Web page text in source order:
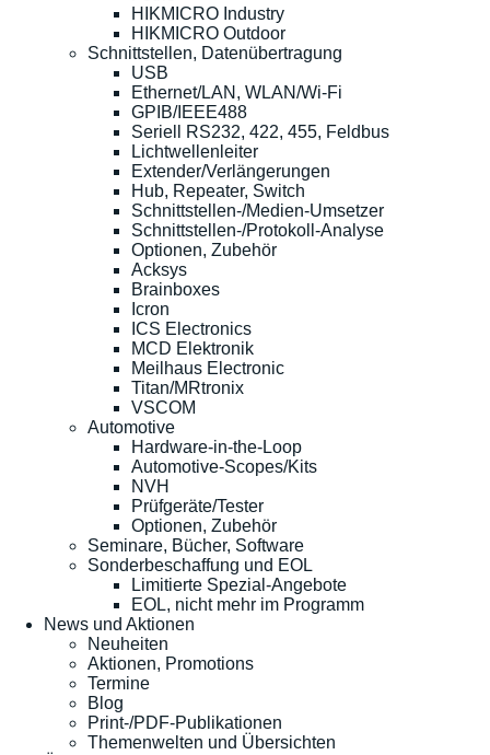
HIKMICRO Industry
HIKMICRO Outdoor
Schnittstellen, Datenübertragung
USB
Ethernet/LAN, WLAN/Wi-Fi
GPIB/IEEE488
Seriell RS232, 422, 455, Feldbus
Lichtwellenleiter
Extender/Verlängerungen
Hub, Repeater, Switch
Schnittstellen-/Medien-Umsetzer
Schnittstellen-/Protokoll-Analyse
Optionen, Zubehör
Acksys
Brainboxes
Icron
ICS Electronics
MCD Elektronik
Meilhaus Electronic
Titan/MRtronix
VSCOM
Automotive
Hardware-in-the-Loop
Automotive-Scopes/Kits
NVH
Prüfgeräte/Tester
Optionen, Zubehör
Seminare, Bücher, Software
Sonderbeschaffung und EOL
Limitierte Spezial-Angebote
EOL, nicht mehr im Programm
News und Aktionen
Neuheiten
Aktionen, Promotions
Termine
Blog
Print-/PDF-Publikationen
Themenwelten und Übersichten